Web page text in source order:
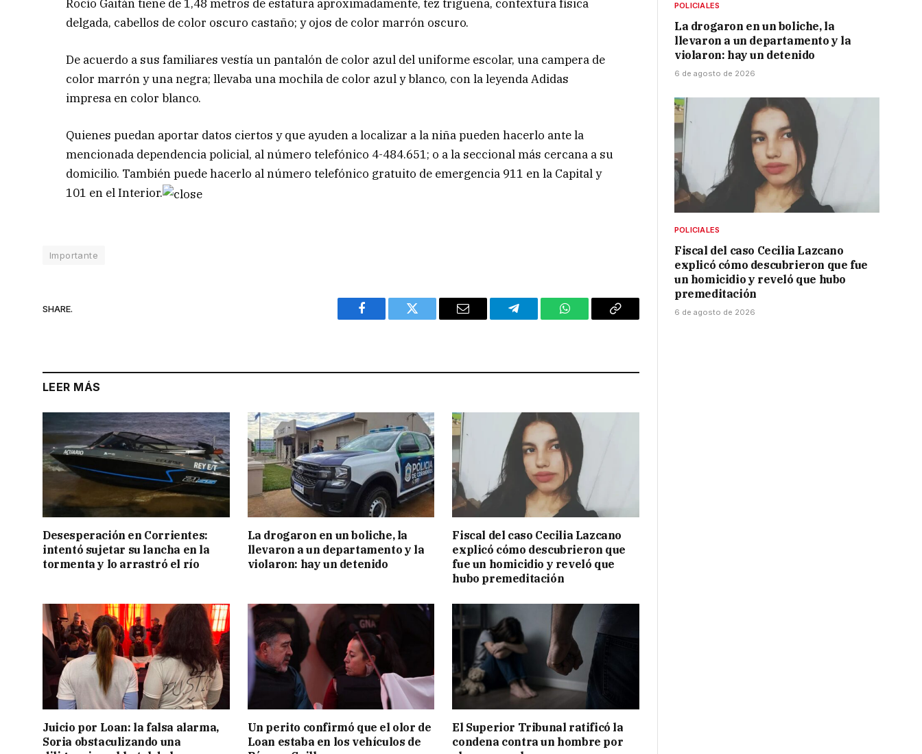
Rocío Gaitán tiene de 1,48 metros de estatura aproximadamente, tez trigueña, contextura física
delgada, cabellos de color oscuro castaño; y ojos de color marrón oscuro.
De acuerdo a sus familiares vestía un pantalón de color azul del uniforme escolar, una campera de
color marrón y una negra; llevaba una mochila de color azul y blanco, con la leyenda Adidas
impresa en color blanco.
Quienes puedan aportar datos ciertos y que ayuden a localizar a la niña pueden hacerlo ante la
mencionada dependencia policial, al número telefónico 4-484.651; o a la seccional más cercana a su
domicilio. También puede hacerlo al número telefónico gratuito de emergencia 911 en la Capital y
101 en el Interior.
Importante
SHARE.
Facebook Twitter Email Telegram WhatsAppCopy
LEER MÁS
Desesperación en Corrientes:
intentó sujetar su lancha en la
tormenta y lo arrastró el río
La drogaron en un boliche, la
llevaron a un departamento y la
violaron: hay un detenido
Fiscal del caso Cecilia Lazcano
explicó cómo descubrieron que
fue un homicidio y reveló que
hubo premeditación
Juicio por Loan: la falsa alarma,
Soria obstaculizando una
Un perito confirmó que el olor de
Loan estaba en los vehículos de
El Superior Tribunal ratificó la
condena contra un hombre por
POLICIALES
La drogaron en un boliche, la
llevaron a un departamento y la
violaron: hay un detenido
6 de agosto de 2026
POLICIALES
Fiscal del caso Cecilia Lazcano
explicó cómo descubrieron que fue
un homicidio y reveló que hubo
premeditación
6 de agosto de 2026